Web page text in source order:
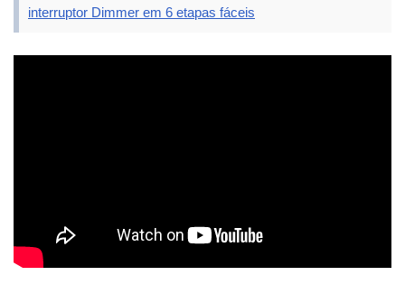
interruptor Dimmer em 6 etapas fáceis